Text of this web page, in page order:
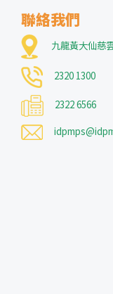
聯絡我們
九龍黃大仙慈
2320 1300
2322 6566